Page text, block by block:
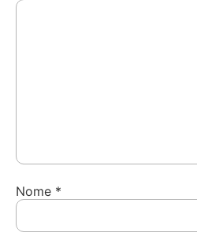
Nome *